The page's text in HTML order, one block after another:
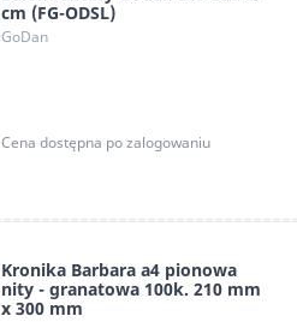
cm (FG-ODSL)
GoDan
Cena dostępna po zalogowaniu
Kronika Barbara a4 pionowa
nity - granatowa 100k. 210 mm
x 300 mm